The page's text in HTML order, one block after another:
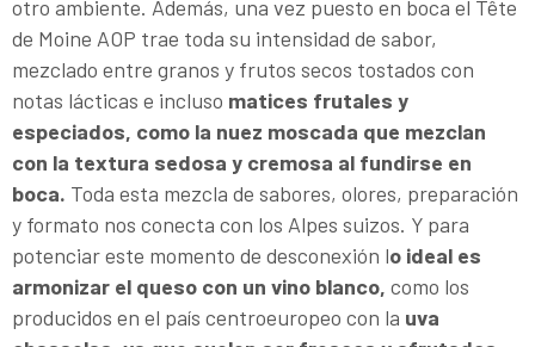
otro ambiente. Además, una vez puesto en boca el Tête
de Moine AOP trae toda su intensidad de sabor,
mezclado entre granos y frutos secos tostados con
notas lácticas e incluso matices frutales y
especiados, como la nuez moscada que mezclan
con la textura sedosa y cremosa al fundirse en
boca. Toda esta mezcla de sabores, olores, preparación
y formato nos conecta con los Alpes suizos. Y para
potenciar este momento de desconexión lo ideal es
armonizar el queso con un vino blanco, como los
producidos en el país centroeuropeo con la uva